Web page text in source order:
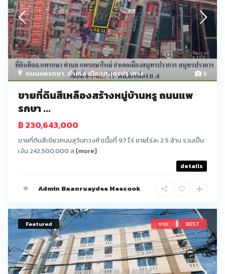
9
ถนนเเพรกษา, อำเภอ เมืองสมุทรปราการ
ขายที่ดินสีเหลืองสร้างหมู่บ้านหรู ถนนแพ
รกษา ...
฿ 230,643,000
ขายที่ดินสีเขียวถนนสุวินทวงศ์ (เนื้อที่ 97 ไร่ ขายไร่ละ 2.5 ล้าน รวมเป็น
เงิน 242,500,000 ล [more]
details
Admin Baanruaydee Meesook
Featured ขาย BEST